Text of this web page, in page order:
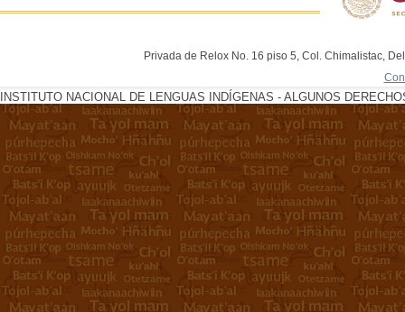
Privada de Relox No. 16 piso 5, Col. Chimalistac,
INSTITUTO NACIONAL DE LENGUAS INDÍGENAS - ALGUNOS